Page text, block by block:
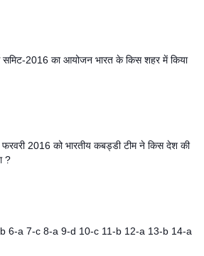
समिट-2016 का आयोजन भारत के किस शहर में किया
फरवरी 2016 को भारतीय कबड्डी टीम ने किस देश की
?
6-a 7-c 8-a 9-d 10-c 11-b 12-a 13-b 14-a